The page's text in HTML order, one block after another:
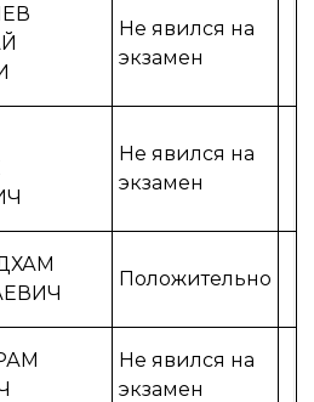
Не явился на
экзамен
Не явился на
экзамен
Положительно
Не явился на
экзамен